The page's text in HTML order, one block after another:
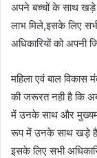
अपने बच्चों के साथ खड़े
लाभ मिले,इसके लिए
अधिकारियों को अपनी
महिला एवं बाल विकास
की जरूरत नही है कि
में उनके साथ और
रूप में उनके साथ खड़े
इसके लिए सभी